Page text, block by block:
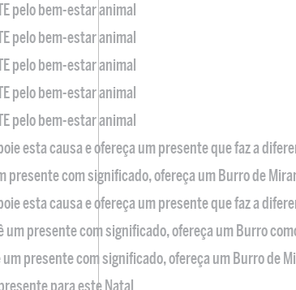
pelo bem-estar animal
pelo bem-estar animal
pelo bem-estar animal
pelo bem-estar animal
pelo bem-estar animal
esta causa e ofereça um presente que faz a
presente com significado, ofereça um Burro de
esta causa e ofereça um presente que faz a
um presente com significado, ofereça um Burro
um presente com significado, ofereça um Burro de